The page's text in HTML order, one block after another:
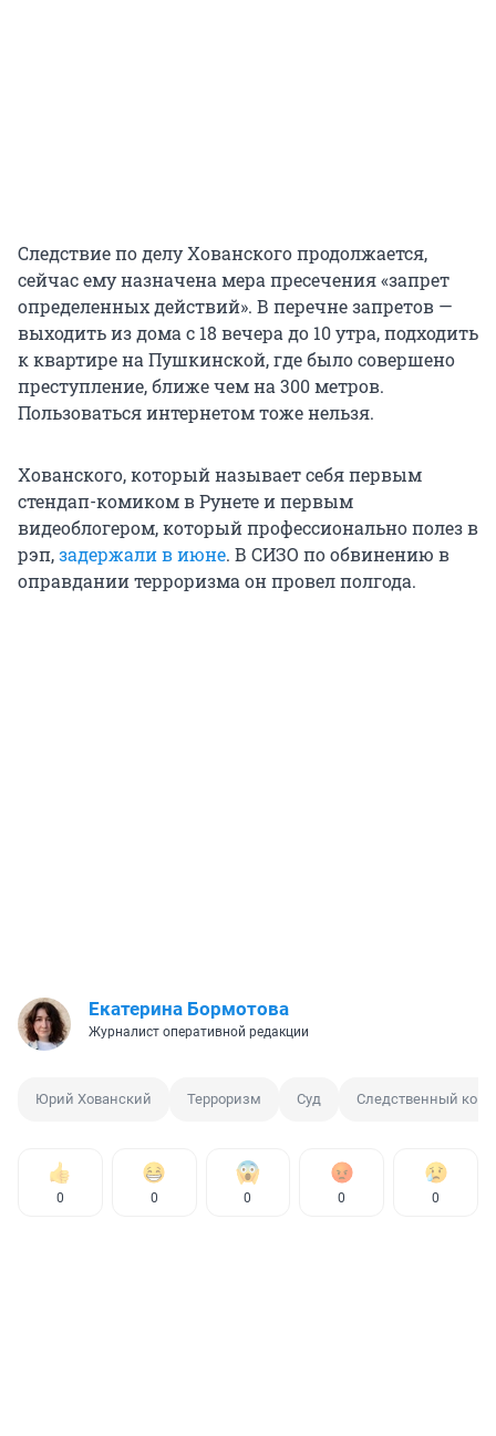
Следствие по делу Хованского продолжается,
сейчас ему назначена мера пресечения «запрет
определенных действий». В перечне запретов —
выходить из дома с 18 вечера до 10 утра, подходить
к квартире на Пушкинской, где было совершено
преступление, ближе чем на 300 метров.
Пользоваться интернетом тоже нельзя.
Хованского, который называет себя первым
стендап-комиком в Рунете и первым
видеоблогером, который профессионально полез в
рэп,задержали в июне. В СИЗО по обвинению в
оправдании терроризма он провел полгода.
Екатерина Бормотова
Журналист оперативной редакции
Юрий Хованский Терроризм Суд Следственный
0 0 0 0 0